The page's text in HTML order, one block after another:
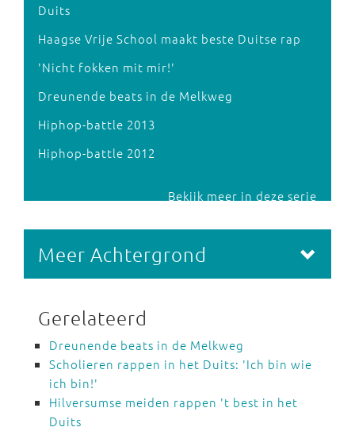
Duits
Haagse Vrije School maakt beste Duitse rap
'Nicht fokken mit mir!'
Dreunende beats in de Melkweg
Hiphop-battle 2013
Hiphop-battle 2012
Bekijk meer in deze serie
Meer Achtergrond
Gerelateerd
Dreunende beats in de Melkweg
Scholieren rappen in het Duits: 'Ich bin wie
ich bin!'
Hilversumse meiden rappen 't best in het
Duits